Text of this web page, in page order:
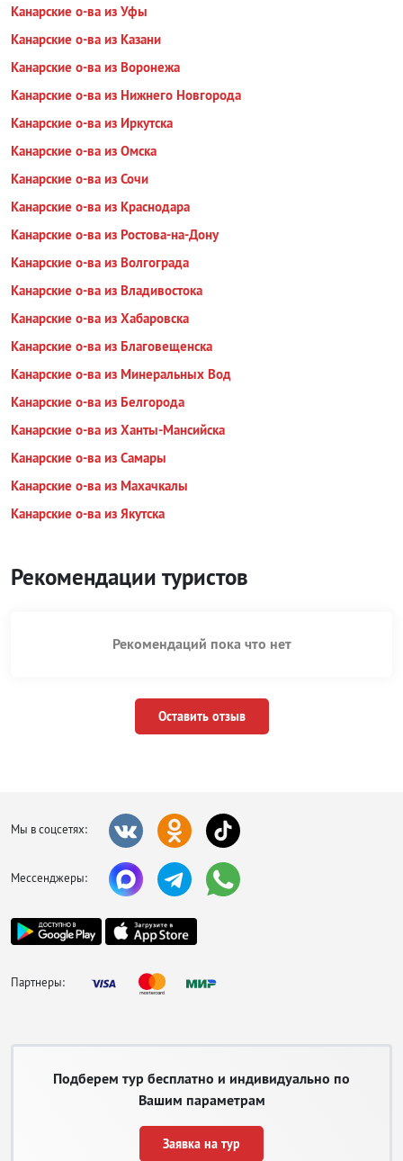
Канарские о-ва из Уфы
Канарские о-ва из Казани
Канарские о-ва из Воронежа
Канарские о-ва из Нижнего Новгорода
Канарские о-ва из Иркутска
Канарские о-ва из Омска
Канарские о-ва из Сочи
Канарские о-ва из Краснодара
Канарские о-ва из Ростова-на-Дону
Канарские о-ва из Волгограда
Канарские о-ва из Владивостока
Канарские о-ва из Хабаровска
Канарские о-ва из Благовещенска
Канарские о-ва из Минеральных Вод
Канарские о-ва из Белгорода
Канарские о-ва из Ханты-Мансийска
Канарские о-ва из Самары
Канарские о-ва из Махачкалы
Канарские о-ва из Якутска
Рекомендации туристов
Рекомендаций пока что нет
Оставить отзыв
Мы в соцсетях:
Мессенджеры:
Партнеры:
Подберем тур бесплатно и индивидуально по
Вашим параметрам
Заявка на тур